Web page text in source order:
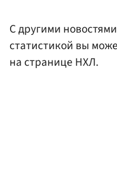
С другими
статистикой вы
на странице НХЛ.